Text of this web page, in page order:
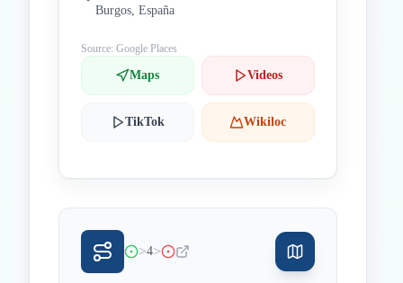
Burgos, España
Source: Google Places
Maps Videos
TikTok Wikiloc
>4>